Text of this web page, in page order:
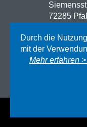
72285
Tel. +49
Durch die
mit der
Mehr erfahren